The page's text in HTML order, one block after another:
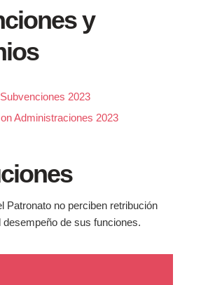
y
2023
Administraciones 2023
Patronato no perciben retribución
de sus funciones.